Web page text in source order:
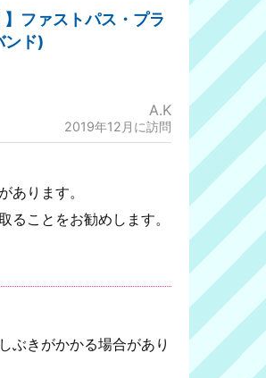
】ファストパス・プラ
ンド)
A.K
2019年12月に訪問
あります。
ことをお勧めします。
ぶきがかかる場合があり